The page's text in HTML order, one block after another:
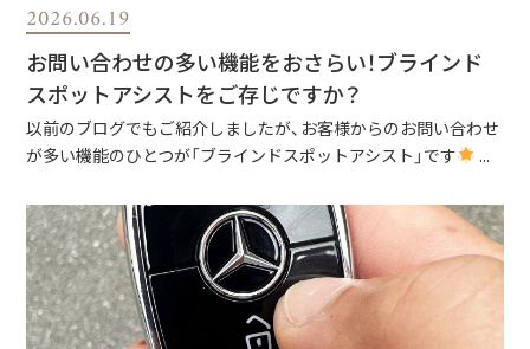
2026.06.19
お問い合わせの多い機能をおさらい！ブラインド
スポットアシストをご存じですか？
以前のブログでもご紹介しましたが、お客様からのお問い合わせ
が多い機能のひとつが「ブラインドスポットアシスト」です
...